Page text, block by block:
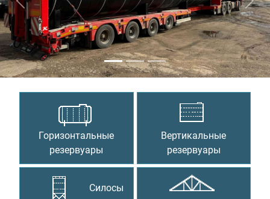
Предыдущий
Горизонтальные
резервуары
Вертикальные
резервуары
Силосы